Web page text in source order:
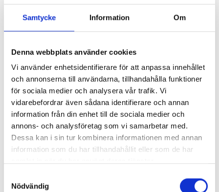
Samtycke Information Om
Denna webbplats använder cookies
Vi använder enhetsidentifierare för att anpassa innehållet
och annonserna till användarna, tillhandahålla funktioner
för sociala medier och analysera vår trafik. Vi
vidarebefordrar även sådana identifierare och annan
information från din enhet till de sociala medier och
annons- och analysföretag som vi samarbetar med.
Dessa kan i sin tur kombinera informationen med annan
information som du har tillhandahållit eller som de har
Nödvändig
Fler avsnitt